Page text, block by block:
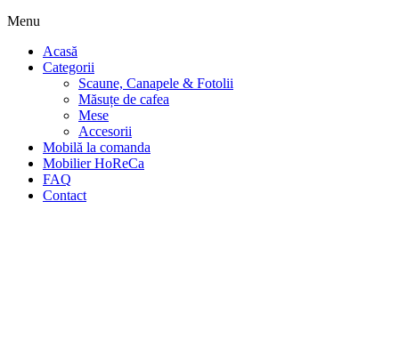
Menu
Acasă
Categorii
Scaune, Canapele & Fotolii
Măsuțe de cafea
Mese
Accesorii
Mobilă la comanda
Mobilier HoReCa
FAQ
Contact